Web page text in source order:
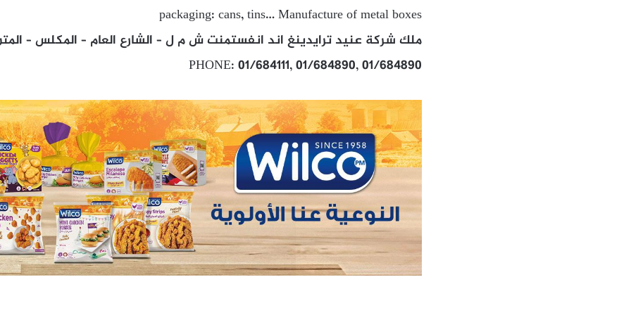
packaging: cans, tins… Manufacture of metal boxes
ملك شركة عنيد ترايدينغ اند انفستمنت ش م ل – الشارع العام – المكلس –
PHONE: 01/684111, 01/684890, 01/684890